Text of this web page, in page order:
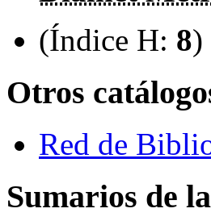
(Índice H: 8)
Otros
Red de
Sumarios de